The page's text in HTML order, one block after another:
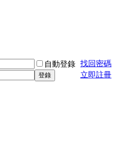
自動登錄 找回密碼
登錄 立即註冊